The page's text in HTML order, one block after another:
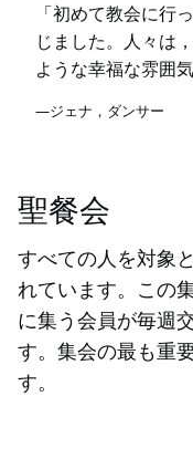
「初めて教会に行
じました。人々は
ような幸福な雰囲
—ジェナ，ダンサー
聖餐会
すべての人を対象
れています。この
に集う会員が毎週
す。集会の最も重
す。